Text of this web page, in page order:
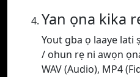
Yan ọna kika
Yout gba ọ laaye lati
/ ohun rẹ ni awọn
WAV (Audio), MP4